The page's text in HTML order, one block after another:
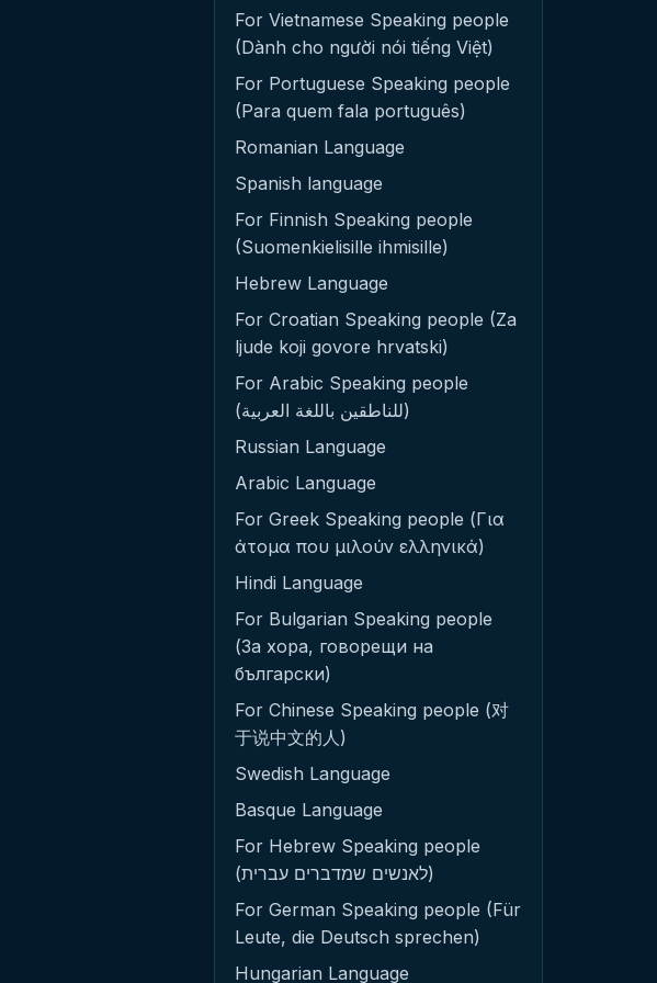
For Vietnamese Speaking people
(Dành cho người nói tiếng Việt)
For Portuguese Speaking people
(Para quem fala português)
Romanian Language
Spanish language
For Finnish Speaking people
(Suomenkielisille ihmisille)
Hebrew Language
For Croatian Speaking people (Za
ljude koji govore hrvatski)
For Arabic Speaking people
(للناطقين باللغة العربية)
Russian Language
Arabic Language
For Greek Speaking people (Για
άτομα που μιλούν ελληνικά)
Hindi Language
For Bulgarian Speaking people
(За хора, говорещи на
български)
For Chinese Speaking people (对
于说中文的人)
Swedish Language
Basque Language
For Hebrew Speaking people
(לאנשים שמדברים עברית)
For German Speaking people (Für
Leute, die Deutsch sprechen)
Hungarian Language